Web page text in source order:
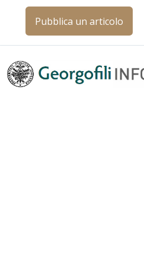
Pubblica un articolo